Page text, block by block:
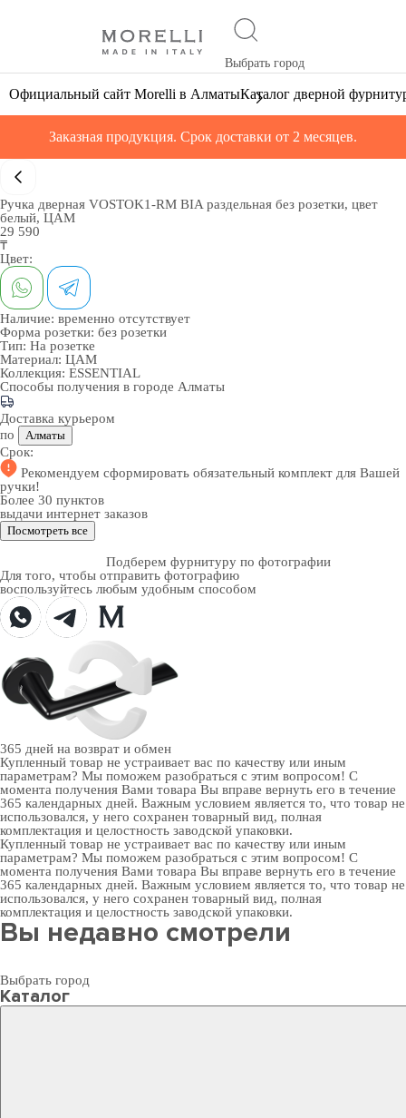
Выбрать город
Официальный сайт Morelli в АлматыКаталог дверной
Заказная продукция. Срок доставки от 2 месяцев.
Ручка дверная VOSTOK1-RM BIA раздельная без розетки, цвет
белый, ЦАМ
29 590
₸
Цвет:
Наличие: временно отсутствует
Форма розетки: без розетки
Тип: На розетке
Материал: ЦАМ
Коллекция: ESSENTIAL
Способы получения в городе Алматы
Доставка курьером
по
Алматы
Срок:
Рекомендуем сформировать обязательный комплект для Вашей
ручки!
Более 30 пунктов
выдачи интернет заказов
Посмотреть все
Подберем фурнитуру по фотографии
Для того, чтобы отправить фотографию
воспользуйтесь любым удобным способом
365 дней на возврат и обмен
Купленный товар не устраивает вас по качеству или иным
параметрам? Мы поможем разобраться с этим вопросом! С
момента получения Вами товара Вы вправе вернуть его в течение
365 календарных дней. Важным условием является то, что товар не
использовался, у него сохранен товарный вид, полная
комплектация и целостность заводской упаковки.
Купленный товар не устраивает вас по качеству или иным
параметрам? Мы поможем разобраться с этим вопросом! С
момента получения Вами товара Вы вправе вернуть его в течение
365 календарных дней. Важным условием является то, что товар не
использовался, у него сохранен товарный вид, полная
комплектация и целостность заводской упаковки.
Вы недавно смотрели
Выбрать город
Каталог